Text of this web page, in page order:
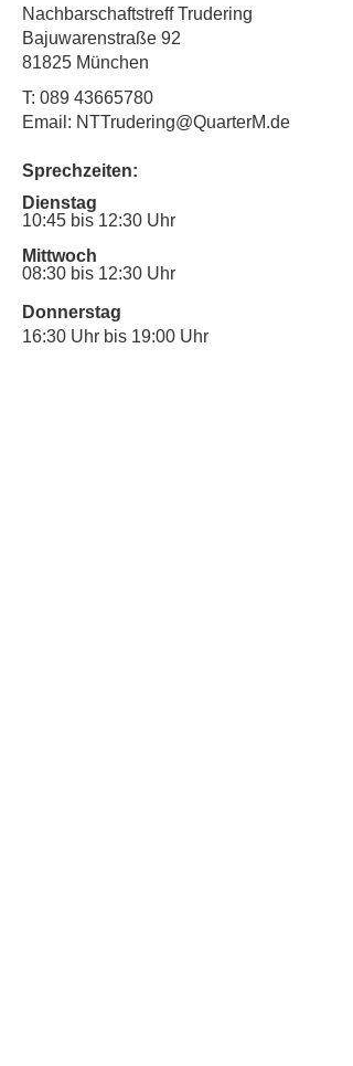
Nachbarschaftstreff Trudering
Bajuwarenstraße 92
81825 München
T: 089 43665780
Email: NTTrudering@QuarterM.de
Sprechzeiten:
Dienstag
10:45 bis 12:30 Uhr
Mittwoch
08:30 bis 12:30 Uhr
Donnerstag
16:30 Uhr bis 19:00 Uhr